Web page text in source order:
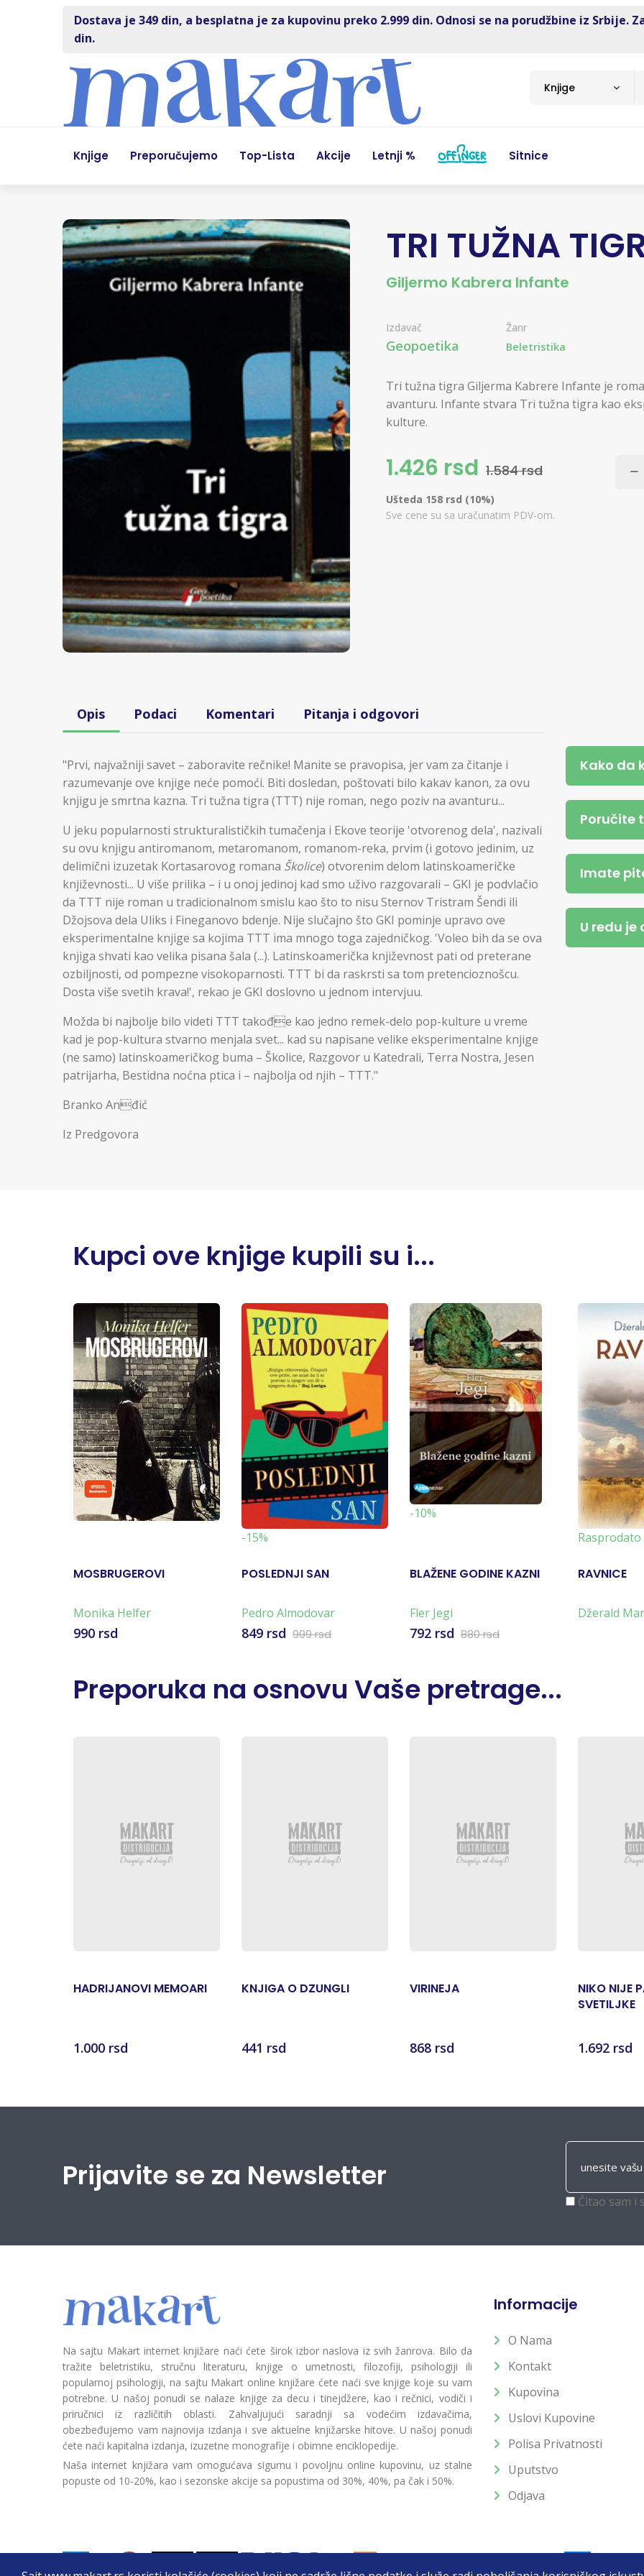
Dostava je 349 din, a besplatna je za kupovinu preko 2.999 din. Odnosi se na porudžbine iz Srbije.
din.
Knjige
Knjige Preporučujemo Top-Lista Akcije Letnji % Sitnice
TRI TUŽNA
Giljermo Kabrera Infante
Izdavač
Geopoetika
Žanr
Beletristika
Tri tužna tigra Giljerma Kabrere Infante je
avanturu. Infante stvara Tri tužna tigra kao
kulture.
1.426 rsd 1.584 rsd
Ušteda 158 rsd (10%)
Sve cene su sa uračunatim PDV-om.
Opis Podaci Komentari Pitanja i odgovori
"Prvi, najvažniji savet – zaboravite rečnike! Manite se pravopisa, jer vam za čitanje i
razumevanje ove knjige neće pomoći. Biti dosledan, poštovati bilo kakav kanon, za ovu
knjigu je smrtna kazna. Tri tužna tigra (TTT) nije roman, nego poziv na avanturu...
U jeku popularnosti strukturalističkih tumačenja i Ekove teorije 'otvorenog dela', nazivali
su ovu knjigu antiromanom, metaromanom, romanom-reka, prvim (i gotovo jedinim, uz
delimični izuzetak Kortasarovog romana Školice) otvorenim delom latinskoameričke
književnosti... U više prilika – i u onoj jedinoj kad smo uživo razgovarali – GKI je podvlačio
da TTT nije roman u tradicionalnom smislu kao što to nisu Sternov Tristram Šendi ili
Džojsova dela Uliks i Fineganovo bdenje. Nije slučajno što GKI pominje upravo ove
eksperimentalne knjige sa kojima TTT ima mnogo toga zajedničkog. 'Voleo bih da se ova
knjiga shvati kao velika pisana šala (...). Latinskoamerička književnost pati od preterane
ozbiljnosti, od pompezne visokoparnosti. TTT bi da raskrsti sa tom pretencioznošcu.
Dosta više svetih krava!', rekao je GKI doslovno u jednom intervjuu.
Možda bi najbolje bilo videti TTT takođe kao jedno remek-delo pop-kulture u vreme
kad je pop-kultura stvarno menjala svet... kad su napisane velike eksperimentalne knjige
(ne samo) latinskoameričkog buma – Školice, Razgovor u Katedrali, Terra Nostra, Jesen
patrijarha, Bestidna noćna ptica i – najbolja od njih – TTT."
Branko Anđić
Iz Predgovora
Kako da
Poručite
Imate
U redu
Kupci ove knjige kupili su i...
MOSBRUGEROVI
Monika Helfer
990 rsd
-15%
POSLEDNJI SAN
Pedro Almodovar
849 rsd 999 rsd
-10%
BLAŽENE GODINE KAZNI
Fler Jegi
792 rsd 880 rsd
Rasprodato
RAVNICE
Džerald
Preporuka na osnovu Vaše pretrage...
HADRIJANOVI MEMOARI
1.000 rsd
KNJIGA O DZUNGLI
441 rsd
VIRINEJA
868 rsd
NIKO NIJE
SVETILJKE
1.692 rsd
Prijavite se za Newsletter
Čitao sam i
Na sajtu Makart internet knjižare naći ćete širok izbor naslova iz svih žanrova. Bilo da
tražite beletristiku, stručnu literaturu, knjige o umetnosti, filozofiji, psihologiji ili
popularnoj psihologiji, na sajtu Makart online knjižare ćete naći sve knjige koje su vam
potrebne. U našoj ponudi se nalaze knjige za decu i tinejdžere, kao i rečnici, vodiči i
priručnici iz različitih oblasti. Zahvaljujući saradnji sa vodećim izdavačima,
obezbeđujemo vam najnovija izdanja i sve aktuelne knjižarske hitove. U našoj ponudi
ćete naći kapitalna izdanja, izuzetne monografije i obimne enciklopedije.
Naša internet knjižara vam omogućava sigurnu i povoljnu online kupovinu, uz stalne
popuste od 10-20%, kao i sezonske akcije sa popustima od 30%, 40%, pa čak i 50%.
Informacije
O Nama
Kontakt
Kupovina
Uslovi Kupovine
Polisa Privatnosti
Uputstvo
Odjava